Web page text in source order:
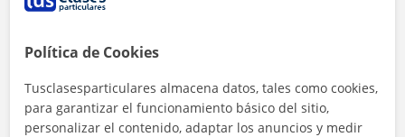
Política de Cookies
Tusclasesparticulares almacena datos, tales como cookies,
para garantizar el funcionamiento básico del sitio,
personalizar el contenido, adaptar los anuncios y medir